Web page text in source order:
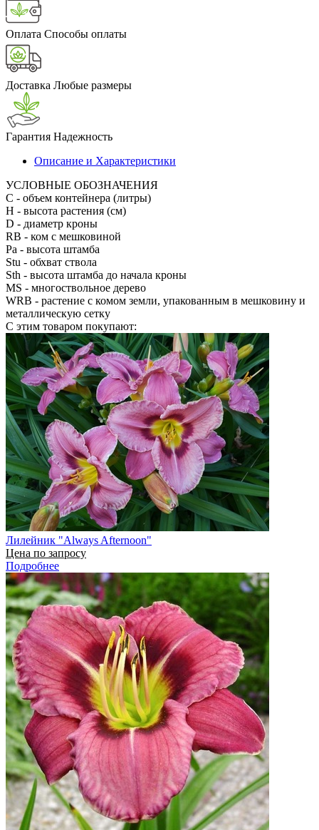
Оплата Способы оплаты
Доставка Любые размеры
Гарантия Надежность
Описание и Характеристики
УСЛОВНЫЕ ОБОЗНАЧЕНИЯ
С - объем контейнера (литры)
H - высота растения (см)
D - диаметр кроны
RB - ком с мешковиной
Pa - высота штамба
Stu - обхват ствола
Sth - высота штамба до начала кроны
MS - многоствольное дерево
WRB - растение с комом земли, упакованным в мешковину и
металлическую сетку
С этим товаром покупают:
Лилейник "Always Afternoon"
Цена по запросу
Подробнее